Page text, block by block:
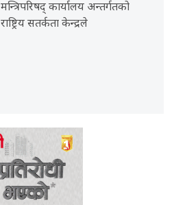
मन्त्रिपरिषद् कार्यालय अन्तर्गतको
राष्ट्रिय सतर्कता केन्द्रले